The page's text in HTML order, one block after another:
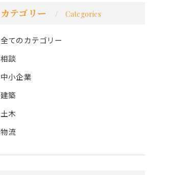
カテゴリー Categories
全てのカテゴリー
相談
中小企業
建築
土木
物流